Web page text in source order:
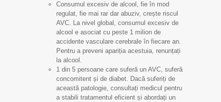
Consumul excesiv de alcool, fie în mod
regulat, fie mai rar dar abuziv, crește riscul
AVC. La nivel global, consumul excesiv de
alcool e asociat cu peste 1 milion de
accidente vasculare cerebrale în fiecare an.
Pentru a preveni apariția acestuia, renunțați
la alcool.
1 din 5 persoane care suferă un AVC, suferă
concomitent și de diabet. Dacă suferiți de
această patologie, consultați medicul pentru
a stabili tratamentul eficient și abordați un